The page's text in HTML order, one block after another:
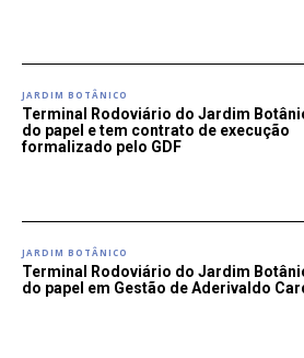
JARDIM BOTÂNICO
Terminal Rodoviário do Jardim
do papel e tem contrato de execução
formalizado pelo GDF
JARDIM BOTÂNICO
Terminal Rodoviário do Jardim
do papel em Gestão de Aderivaldo